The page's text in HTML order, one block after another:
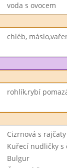
voda s ovocem
chléb,
rohlík,rybí
Cizrnová s rajčaty
Kuřecí nudličky s
Bulgur